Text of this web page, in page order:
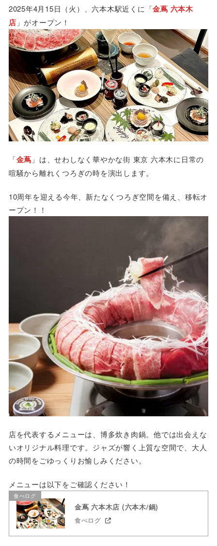
2025年4月15日（火）、六本木駅近くに「金蔦 六本木
店 」がオープン！
「金蔦 」は、せわしなく華やかな街 東京 六本木に日常の
喧騒から離れくつろぎの時を演出します。
10周年を迎える今年、新たなくつろぎ空間を備え、移転オ
ープン！！
店を代表するメニューは、博多炊き肉鍋。他では出会えな
いオリジナル料理です。ジャズが響く上質な空間で、大人
の時間をごゆっくりお愉しみください。
メニューは以下をご確認ください！
食べログ
金蔦 六本木店 (六本木/鍋)
食べログ